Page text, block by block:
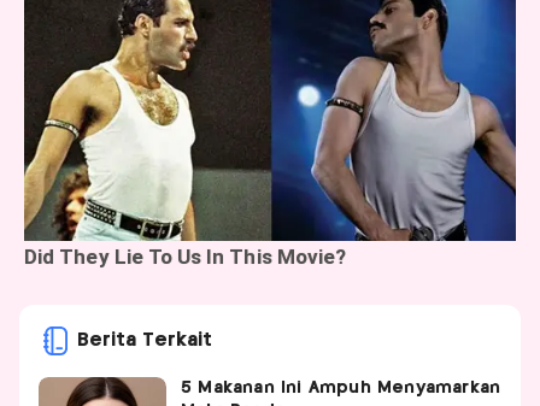
Berita Terkait
5 Makanan Ini Ampuh Menyamarkan